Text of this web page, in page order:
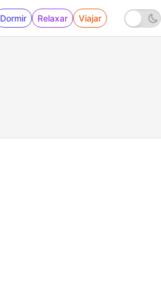
Dormir Relaxar Viajar